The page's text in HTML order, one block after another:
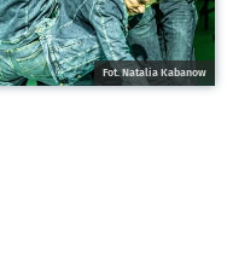
Fot. Natalia Kabanow